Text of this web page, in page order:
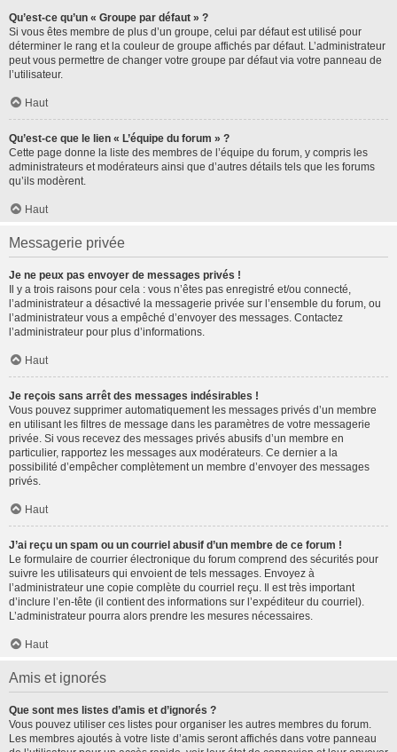
Qu’est-ce qu’un « Groupe par défaut » ?
Si vous êtes membre de plus d’un groupe, celui par défaut est utilisé pour
déterminer le rang et la couleur de groupe affichés par défaut. L’administrateur
peut vous permettre de changer votre groupe par défaut via votre panneau de
l’utilisateur.
Haut
Qu’est-ce que le lien « L’équipe du forum » ?
Cette page donne la liste des membres de l’équipe du forum, y compris les
administrateurs et modérateurs ainsi que d’autres détails tels que les forums
qu’ils modèrent.
Haut
Messagerie privée
Je ne peux pas envoyer de messages privés !
Il y a trois raisons pour cela : vous n’êtes pas enregistré et/ou connecté,
l’administrateur a désactivé la messagerie privée sur l’ensemble du forum, ou
l’administrateur vous a empêché d’envoyer des messages. Contactez
l’administrateur pour plus d’informations.
Haut
Je reçois sans arrêt des messages indésirables !
Vous pouvez supprimer automatiquement les messages privés d’un membre
en utilisant les filtres de message dans les paramètres de votre messagerie
privée. Si vous recevez des messages privés abusifs d’un membre en
particulier, rapportez les messages aux modérateurs. Ce dernier a la
possibilité d’empêcher complètement un membre d’envoyer des messages
privés.
Haut
J’ai reçu un spam ou un courriel abusif d’un membre de ce forum !
Le formulaire de courrier électronique du forum comprend des sécurités pour
suivre les utilisateurs qui envoient de tels messages. Envoyez à
l’administrateur une copie complète du courriel reçu. Il est très important
d’inclure l’en-tête (il contient des informations sur l’expéditeur du courriel).
L’administrateur pourra alors prendre les mesures nécessaires.
Haut
Amis et ignorés
Que sont mes listes d’amis et d’ignorés ?
Vous pouvez utiliser ces listes pour organiser les autres membres du forum.
Les membres ajoutés à votre liste d’amis seront affichés dans votre panneau